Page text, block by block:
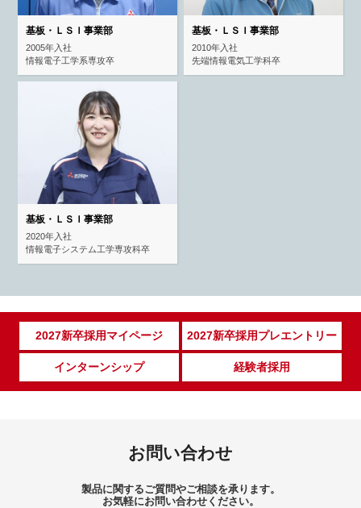
基板・ＬＳＩ事業部
2005年入社
情報電子工学系専攻卒
基板・ＬＳＩ事業部
2010年入社
先端情報電気工学科卒
基板・ＬＳＩ事業部
2020年入社
情報電子システム工学専攻科卒
2027新卒採用マイページ 2027新卒採用プレエントリー
インターンシップ 経験者採用
お問い合わせ
製品に関するご質問やご相談を承ります。
お気軽にお問い合わせください。